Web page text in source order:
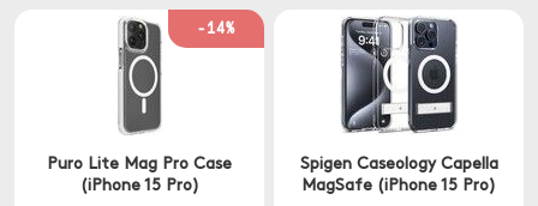
-14%
Puro Lite Mag Pro Case
(iPhone 15 Pro)
Spigen Caseology Capella
MagSafe (iPhone 15 Pro)